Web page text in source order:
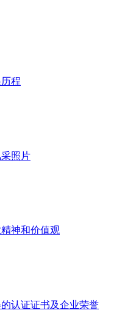
程
照片
神和价值观
认证证书及企业荣誉